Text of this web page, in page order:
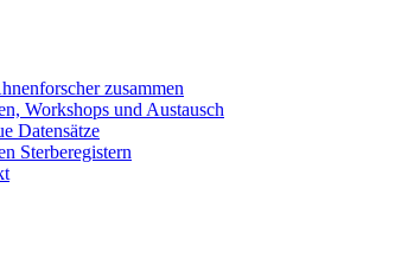
zusammen
Workshops und Austausch
Datensätze
Sterberegistern